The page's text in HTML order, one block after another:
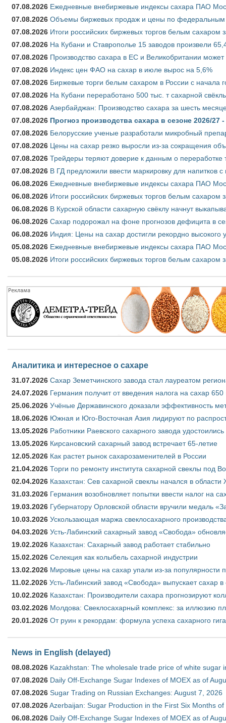
07.08.2026 Ежедневные внебиржевые индексы сахара ПАО
07.08.2026 Объемы биржевых продаж и цены по федеральным
07.08.2026 Итоги российских биржевых торгов белым сахаром
07.08.2026 На Кубани и Ставрополье 15 заводов произвели
07.08.2026 Производство сахара в ЕС и Великобритании
07.08.2026 Индекс цен ФАО на сахар в июле вырос на 5,6%
07.08.2026 Биржевые торги белым сахаром в России с начала
07.08.2026 На Кубани переработано 500 тыс. т сахарной
07.08.2026 Азербайджан: Производство сахара за шесть
07.08.2026 Прогноз производства сахара в сезоне 2026/
07.08.2026 Белорусские ученые разработали микробный
07.08.2026 Цены на сахар резко выросли из-за сокращения
07.08.2026 Трейдеры теряют доверие к данным о переработке
07.08.2026 В ГД предложили ввести маркировку для напитков
06.08.2026 Ежедневные внебиржевые индексы сахара ПАО
06.08.2026 Итоги российских биржевых торгов белым сахаром
06.08.2026 В Курской области сахарную свёклу начнут
06.08.2026 Сахар подорожал на фоне прогнозов дефицита в
06.08.2026 Индия: Цены на сахар достигли рекордно высокого
05.08.2026 Ежедневные внебиржевые индексы сахара ПАО
05.08.2026 Итоги российских биржевых торгов белым сахаром
Аналитика и интересное о сахаре
31.07.2026 Сахар Земетчинского завода стал лауреатом
24.07.2026 Германия получит от введения налога на сахар
25.06.2026 Учёные Державинского доказали эффективность
18.06.2026 Южная и Юго-Восточная Азия лидируют по
13.05.2026 Работники Раевского сахарного завода удостоились
13.05.2026 Кирсановский сахарный завод встречает 65-летие
12.05.2026 Как растет рынок сахарозаменителей в России
21.04.2026 Торги по ремонту института сахарной свеклы под
02.04.2026 Казахстан: Сев сахарной свеклы начался в области
31.03.2026 Германия возобновляет попытки ввести налог на
19.03.2026 Губернатору Орловской области вручили медаль
10.03.2026 Ускользающая маржа свеклосахарного
04.03.2026 Усть-Лабинский сахарный завод «Свобода»
19.02.2026 Казахстан: Сахарный завод работает стабильно
15.02.2026 Селекция как колыбель сахарной индустрии
13.02.2026 Мировые цены на сахар упали из-за популярности
11.02.2026 Усть-Лабинский завод «Свобода» выпускает сахар в
10.02.2026 Казахстан: Производители сахара прогнозируют
03.02.2026 Молдова: Свеклосахарный комплекс: за иллюзию
20.01.2026 От руин к рекордам: формула успеха сахарного
News in English (delayed)
08.08.2026 Kazakhstan: The wholesale trade price of white sugar
07.08.2026 Daily Off-Exchange Sugar Indexes of MOEX as of
07.08.2026 Sugar Trading on Russian Exchanges: August 7, 2026
07.08.2026Azerbaijan: Sugar Production in the First Six Months of
06.08.2026 Daily Off-Exchange Sugar Indexes of MOEX as of